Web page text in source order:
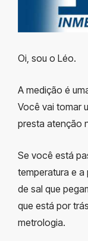
Oi, sou o Léo.
A medição é
Você vai tomar
presta atenção
Se você está
temperatura e a
de sal que
que está por
metrologia.